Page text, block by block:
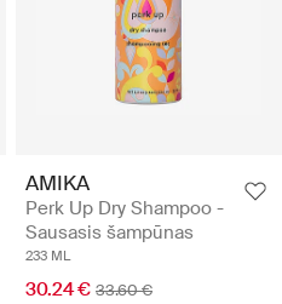
AMIKA
Perk Up Dry Shampoo -
Sausasis šampūnas
233 ML
30.24 € 33.60 €